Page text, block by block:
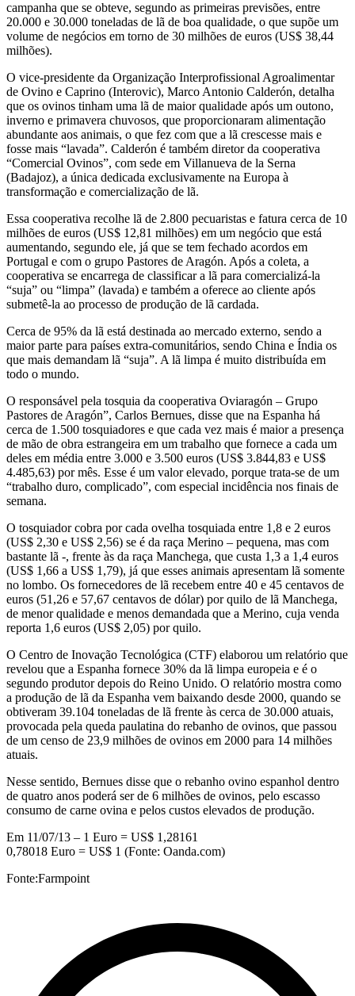
campanha que se obteve, segundo as primeiras previsões, entre
20.000 e 30.000 toneladas de lã de boa qualidade, o que supõe um
volume de negócios em torno de 30 milhões de euros (US$ 38,44
milhões).
O vice-presidente da Organização Interprofissional Agroalimentar
de Ovino e Caprino (Interovic), Marco Antonio Calderón, detalha
que os ovinos tinham uma lã de maior qualidade após um outono,
inverno e primavera chuvosos, que proporcionaram alimentação
abundante aos animais, o que fez com que a lã crescesse mais e
fosse mais “lavada”. Calderón é também diretor da cooperativa
“Comercial Ovinos”, com sede em Villanueva de la Serna
(Badajoz), a única dedicada exclusivamente na Europa à
transformação e comercialização de lã.
Essa cooperativa recolhe lã de 2.800 pecuaristas e fatura cerca de 10
milhões de euros (US$ 12,81 milhões) em um negócio que está
aumentando, segundo ele, já que se tem fechado acordos em
Portugal e com o grupo Pastores de Aragón. Após a coleta, a
cooperativa se encarrega de classificar a lã para comercializá-la
“suja” ou “limpa” (lavada) e também a oferece ao cliente após
submetê-la ao processo de produção de lã cardada.
Cerca de 95% da lã está destinada ao mercado externo, sendo a
maior parte para países extra-comunitários, sendo China e Índia os
que mais demandam lã “suja”. A lã limpa é muito distribuída em
todo o mundo.
O responsável pela tosquia da cooperativa Oviaragón – Grupo
Pastores de Aragón”, Carlos Bernues, disse que na Espanha há
cerca de 1.500 tosquiadores e que cada vez mais é maior a presença
de mão de obra estrangeira em um trabalho que fornece a cada um
deles em média entre 3.000 e 3.500 euros (US$ 3.844,83 e US$
4.485,63) por mês. Esse é um valor elevado, porque trata-se de um
“trabalho duro, complicado”, com especial incidência nos finais de
semana.
O tosquiador cobra por cada ovelha tosquiada entre 1,8 e 2 euros
(US$ 2,30 e US$ 2,56) se é da raça Merino – pequena, mas com
bastante lã -, frente às da raça Manchega, que custa 1,3 a 1,4 euros
(US$ 1,66 a US$ 1,79), já que esses animais apresentam lã somente
no lombo. Os fornecedores de lã recebem entre 40 e 45 centavos de
euros (51,26 e 57,67 centavos de dólar) por quilo de lã Manchega,
de menor qualidade e menos demandada que a Merino, cuja venda
reporta 1,6 euros (US$ 2,05) por quilo.
O Centro de Inovação Tecnológica (CTF) elaborou um relatório que
revelou que a Espanha fornece 30% da lã limpa europeia e é o
segundo produtor depois do Reino Unido. O relatório mostra como
a produção de lã da Espanha vem baixando desde 2000, quando se
obtiveram 39.104 toneladas de lã frente às cerca de 30.000 atuais,
provocada pela queda paulatina do rebanho de ovinos, que passou
de um censo de 23,9 milhões de ovinos em 2000 para 14 milhões
atuais.
Nesse sentido, Bernues disse que o rebanho ovino espanhol dentro
de quatro anos poderá ser de 6 milhões de ovinos, pelo escasso
consumo de carne ovina e pelos custos elevados de produção.
Em 11/07/13 – 1 Euro = US$ 1,28161
0,78018 Euro = US$ 1 (Fonte: Oanda.com)
Fonte:Farmpoint